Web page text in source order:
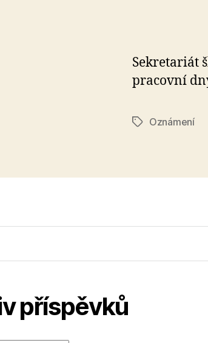
Sekretariát
pracovní
ŠtítkyOznámení
příspěvků